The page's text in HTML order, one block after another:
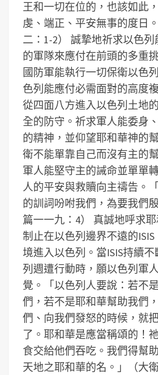
王和一切在位的，也該如此
虔、端正、平安無事的度日
二：1-2）
誠摯地祈求以色
的軍隊來應付在前頭的多重
國防軍能執行一切保衛以色
色列能應付必需面對的高度
從四面八方進入以色列土地
全的防守。祈求軍人能委身
的精神，並仰望耶和華神的
衛不能單靠自己而沒有主的
軍人能堅守主的誡命並單單
人的平安與救贖向主禱告。
的訓詞吩咐我們，為要我們
篇一一九：4）
真誠地呼求
制止在以色列邊界不遠的
境進入以色列。當ISIS持續
列週遭行動時，願以色列軍
覺。「以色列人要說：若不
們，若不是耶和華幫助我們
們、向我們發怒的時候，就
了。耶和華是應當稱頌的！
食交給他們吞吃。我們得幫
天地之耶和華的名。」（大